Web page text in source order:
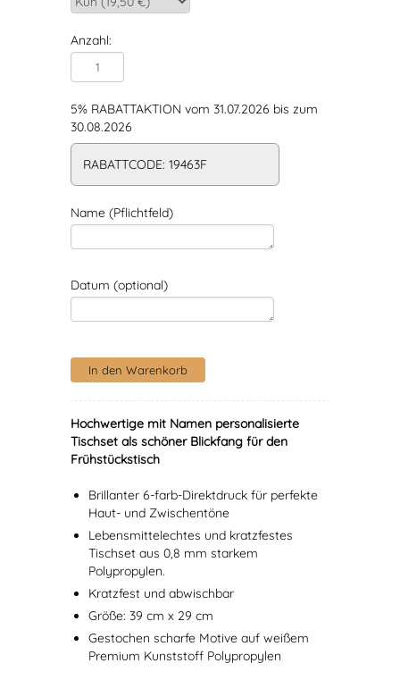
Anzahl:
5% RABATTAKTION vom 31.07.2026 bis zum
30.08.2026
RABATTCODE: 19463F
Name (Pflichtfeld)
Datum (optional)
Hochwertige mit Namen personalisierte
Tischset als schöner Blickfang für den
Frühstückstisch
Brillanter 6-farb-Direktdruck für perfekte
Haut- und Zwischentöne
Lebensmittelechtes und kratzfestes
Tischset aus 0,8 mm starkem
Polypropylen.
Kratzfest und abwischbar
Größe: 39 cm x 29 cm
Gestochen scharfe Motive auf weißem
Premium Kunststoff Polypropylen